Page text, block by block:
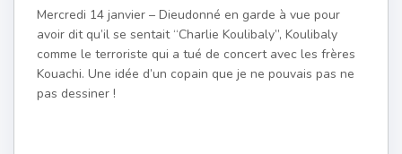
Mercredi 14 janvier – Dieudonné en garde à vue pour
avoir dit qu’il se sentait “Charlie Koulibaly”, Koulibaly
comme le terroriste qui a tué de concert avec les frères
Kouachi. Une idée d’un copain que je ne pouvais pas ne
pas dessiner !